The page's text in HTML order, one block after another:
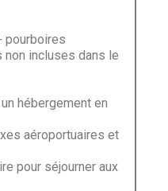
pourboires
incluses dans le
hébergement en
aéroportuaires et
pour séjourner aux